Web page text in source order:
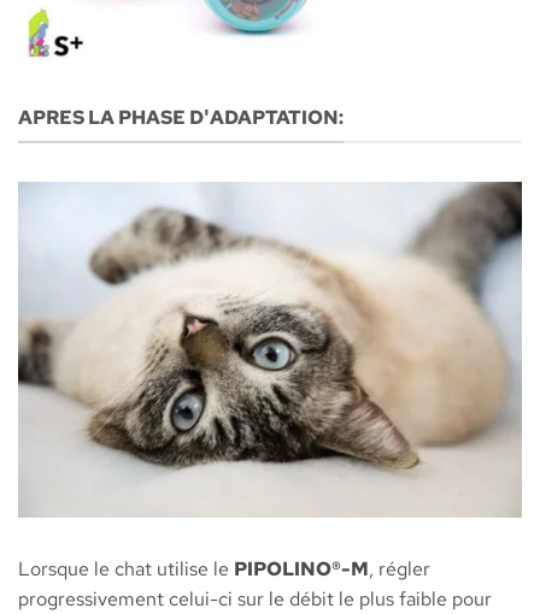
APRES LA PHASE D'ADAPTATION:
Lorsque le chat utilise le PIPOLINO®-M, régler
progressivement celui-ci sur le débit le plus faible pour